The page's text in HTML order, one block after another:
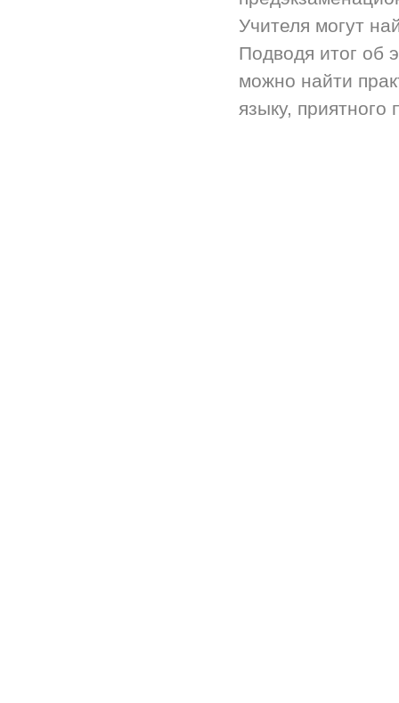
Учителя могут
Подводя итог об
можно найти
языку,